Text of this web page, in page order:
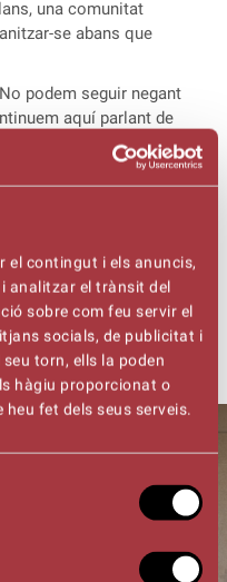
el contingut i els anuncis,
analitzar el trànsit del
sobre com feu servir el
socials, de publicitat i
torn, ells la poden
hàgiu proporcionat o
fet dels seus serveis.
una comunitat
se abans que
podem seguir negant
aquí parlant de
s’estén, les
s’esquerden...
diuen - el primer pas per
Calòrica sobre
del Teatre Nacional de